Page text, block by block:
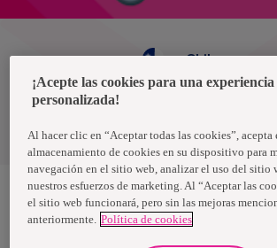
Términos y
Chile
Nosotras, una marca de Essity - una compañía
¡Acepte las cookies para una experiencia
personalizada!
Al hacer clic en “Aceptar todas las cookies”, acepta
almacenamiento de cookies en su dispositivo para
navegación en el sitio web, analizar el uso del sitio
nuestros esfuerzos de marketing. Al “Aceptar las
el sitio web funcionará, pero sin las mejoras
anteriormente. Política de cookies